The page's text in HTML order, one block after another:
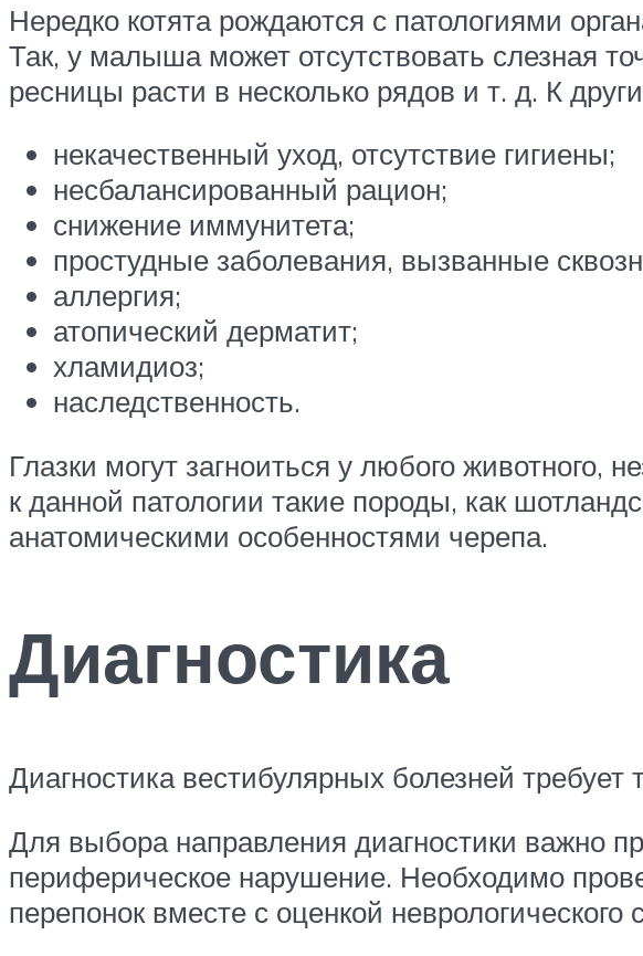
Нередко котята рождаются с патологиями
Так, у малыша может отсутствовать слезная
ресницы расти в несколько рядов и т. д. К
некачественный уход, отсутствие гигиены;
несбалансированный рацион;
снижение иммунитета;
простудные заболевания, вызванные
аллергия;
атопический дерматит;
хламидиоз;
наследственность.
Глазки могут загноиться у любого
к данной патологии такие породы, как
анатомическими особенностями черепа.
Диагностика
Диагностика вестибулярных болезней
Для выбора направления диагностики важно
периферическое нарушение. Необходимо
перепонок вместе с оценкой неврологического